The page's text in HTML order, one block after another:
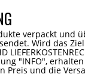
verpackt und
Wird das
"INFO", erhalten
Preis und die